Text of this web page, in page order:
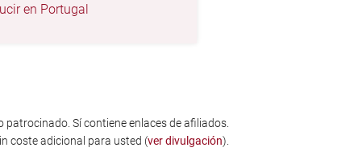
en Portugal
Sí contiene enlaces de afiliados.
coste adicional para usted (ver divulgación).